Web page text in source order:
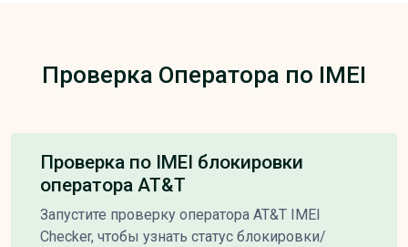
Проверка Оператора по IMEI
Проверка по IMEI блокировки
оператора AT&T
Запустите проверку оператора AT&T IMEI
Checker, чтобы узнать статус блокировки/